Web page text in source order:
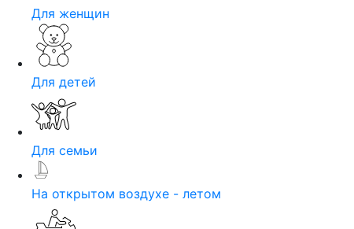
Для женщин
Для детей
Для семьи
На открытом воздухе - летом